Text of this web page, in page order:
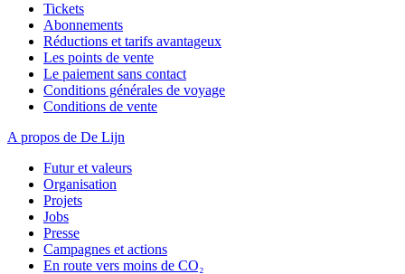
Tickets
Abonnements
Réductions et tarifs avantageux
Les points de vente
Le paiement sans contact
Conditions générales de voyage
Conditions de vente
A propos de De Lijn
Futur et valeurs
Organisation
Projets
Jobs
Presse
Campagnes et actions
En route vers moins de CO₂